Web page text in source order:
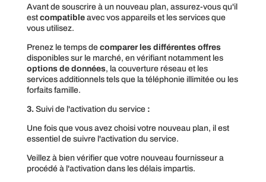
Avant de souscrire à un nouveau plan, assurez-vous qu'il
est compatibleavec vos appareils et les services que
vous utilisez.
Prenez le temps de comparer les différentes offres
disponibles sur le marché, en vérifiant notamment les
options de données, la couverture réseau et les
services additionnels tels que la téléphonie illimitée ou les
forfaits famille.
3. Suivi de l'activation du service:
Une fois que vous avez choisi votre nouveau plan, il est
essentiel de suivre l'activation du service.
Veillez à bien vérifier que votre nouveau fournisseur a
procédé à l'activation dans les délais impartis.